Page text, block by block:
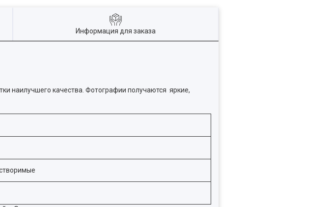
Информация для заказа
наилучшего качества. Фотографии получаются яркие,